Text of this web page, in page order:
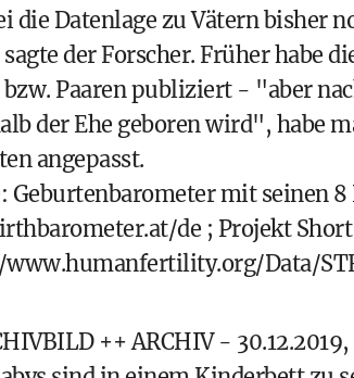
die Datenlage zu Vätern bisher
sagte der Forscher. Früher habe
bzw. Paaren publiziert - "aber
der Ehe geboren wird", habe
angepasst.
Geburtenbarometer mit seinen
de ; Projekt
Data/
++ ARCHIV -